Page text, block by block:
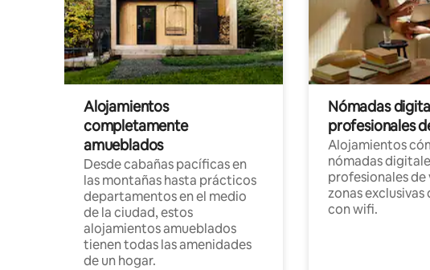
Alojamientos
completamente
amueblados
Desde cabañas pacíficas en
las montañas hasta prácticos
departamentos en el medio
de la ciudad, estos
alojamientos amueblados
tienen todas las amenidades
de un hogar.
Nómadas
profesionales
Alojamientos
nómadas
profesionales de
zonas
con wifi.